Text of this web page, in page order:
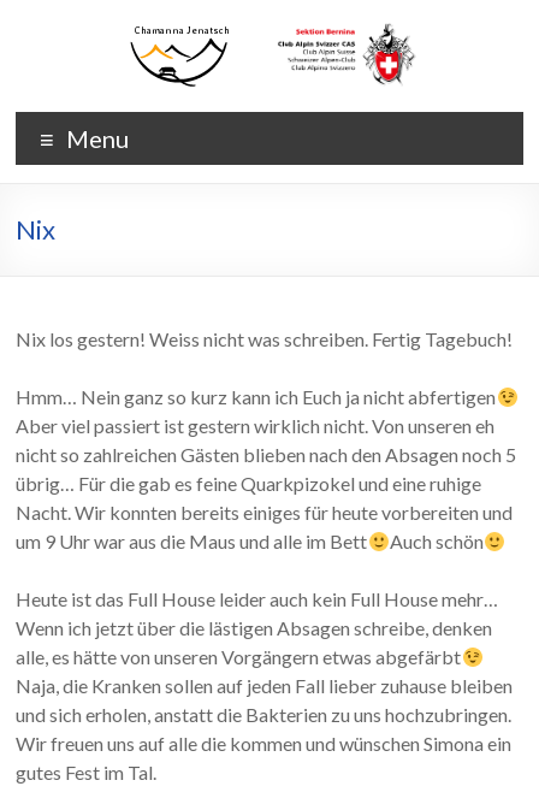
Chamanna
Jenatsch
Chamanna
Jenatsch
CAS
Menu
Nix
Nix los gestern! Weiss nicht was schreiben. Fertig Tagebuch!
Hmm… Nein ganz so kurz kann ich Euch ja nicht abfertigen
Aber viel passiert ist gestern wirklich nicht. Von unseren eh
nicht so zahlreichen Gästen blieben nach den Absagen noch 5
übrig… Für die gab es feine Quarkpizokel und eine ruhige
Nacht. Wir konnten bereits einiges für heute vorbereiten und
um 9 Uhr war aus die Maus und alle im Bett
Auch schön
Heute ist das Full House leider auch kein Full House mehr…
Wenn ich jetzt über die lästigen Absagen schreibe, denken
alle, es hätte von unseren Vorgängern etwas abgefärbt
Naja, die Kranken sollen auf jeden Fall lieber zuhause bleiben
und sich erholen, anstatt die Bakterien zu uns hochzubringen.
Wir freuen uns auf alle die kommen und wünschen Simona ein
gutes Fest im Tal.